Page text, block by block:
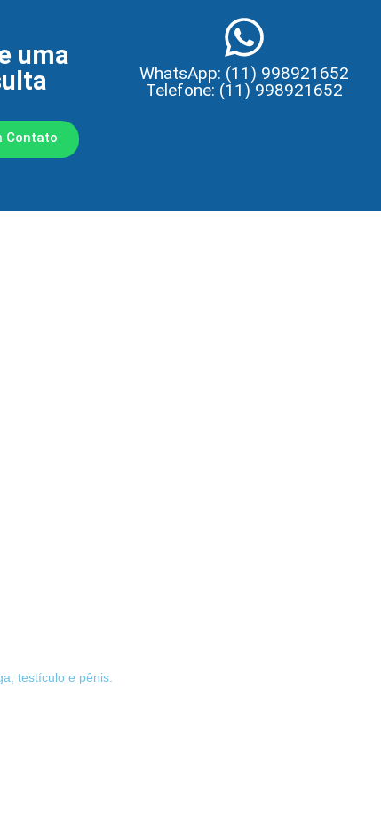
uma
Contato
WhatsApp: (11) 998921652
Telefone: (11) 998921652
testículo e pênis.